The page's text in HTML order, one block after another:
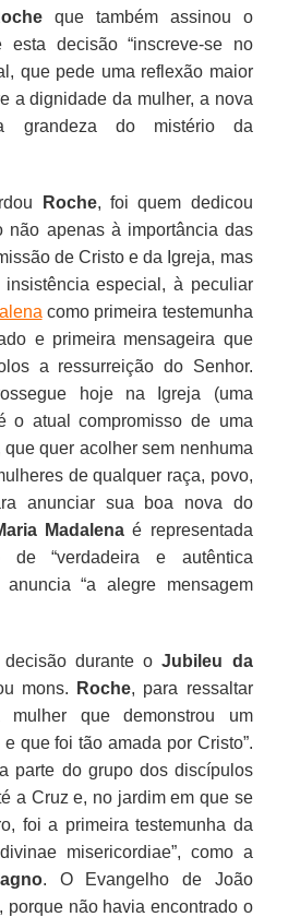
que também assinou o
esta decisão “inscreve-se no
que pede uma reflexão maior
a dignidade da mulher, a nova
grandeza do mistério da
Roche, foi quem dedicou
não apenas à importância das
de Cristo e da Igreja, mas
especial, à peculiar
como primeira testemunha
e primeira mensageira que
a ressurreição do Senhor.
hoje na Igreja (uma
o atual compromisso de uma
quer acolher sem nenhuma
de qualquer raça, povo,
anunciar sua boa nova do
Madalena é representada
de “verdadeira e autêntica
anuncia “a alegre mensagem
decisão durante oJubileu da
mons. Roche, para ressaltar
mulher que demonstrou um
que foi tão amada por Cristo”.
parte do grupo dos discípulos
a Cruz e, no jardim em que se
foi a primeira testemunha da
misericordiae”, como a
. O Evangelho de João
porque não havia encontrado o